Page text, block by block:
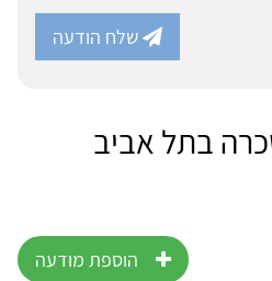
שלח הודעה
בתל אביב
הוספת מודעה